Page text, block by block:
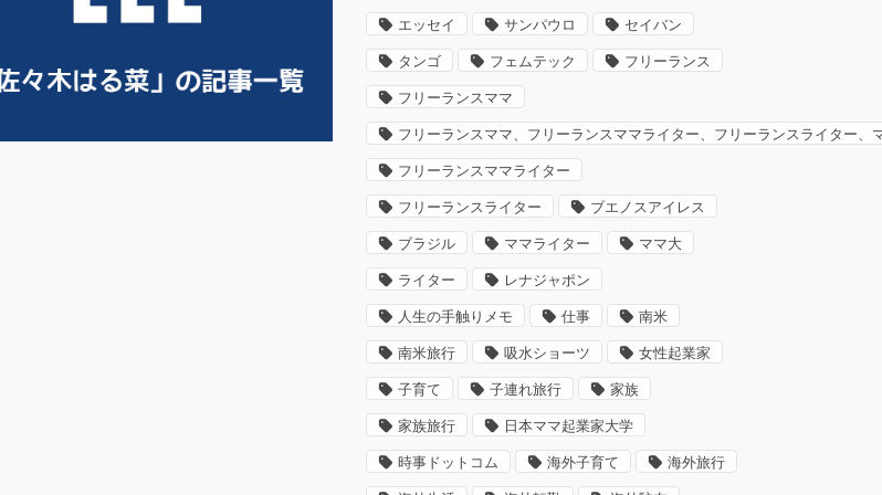
エッセイ サンパウロ セイバン
タンゴ フェムテック フリーランス
フリーランスママ
フリーランスママ、フリーランスママライター、フリーランスライター、
フリーランスママライター
フリーランスライター ブエノスアイレス
ブラジル ママライター ママ大
ライター レナジャポン
人生の手触りメモ 仕事 南米
南米旅行 吸水ショーツ 女性起業家
子育て 子連れ旅行 家族
家族旅行 日本ママ起業家大学
時事ドットコム 海外子育て 海外旅行